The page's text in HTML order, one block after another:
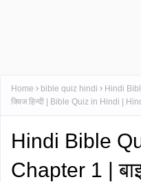
Home bible quiz hindi
Hindi
क्विज हिन्दी | Bible Quiz in Hindi |
Hindi Bible
Chapter 1 |